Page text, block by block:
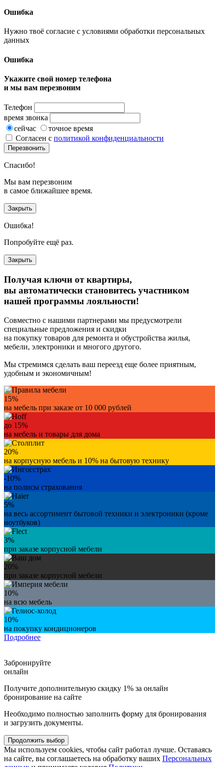
Ошибка
Нужно твоё согласие с условиями обработки персональных
данных
Ошибка
Укажите свой номер телефона
и мы вам перезвоним
Телефон
время звонка
сейчас
точное время
Согласен с политикой конфиденциальности
Перезвонить
Спасибо!
Мы вам перезвоним
в самое ближайшее время.
Закрыть
Ошибка!
Попробуйте ещё раз.
Закрыть
Получая ключи от квартиры,
вы автоматически становитесь участником
нашей программы лояльности!
Совместно с нашими партнерами мы предусмотрели
специальные предложения и скидки
на покупку товаров для ремонта и обустройства жилья,
мебели, электроники и многого другого.
Мы стремимся сделать ваш переезд еще более приятным,
удобным и экономичным!
15%
на мебель при заказе от 10 000 рублей
до 15%
на мебель и товары для дома
20%
на корпусную мебель и 10% на бытовую технику
-10%
на полисы страхования
5%
на весь ассортимент бытовой техники и электроники (кроме
ноутбуков)
3%
при заказе корпусной мебели
20%
при заказе корпусной мебели
10%
на всю мебель
10%
на покупку кондиционеров
Подробнее
Забронируйте
онлайн
Получите дополнительную скидку 1% за онлайн
бронирование на сайте
Необходимо полностью заполнить форму для бронирования
и загрузить документы.
Продолжить выбор
Мы используем cookies, чтобы сайт работал лучше. Оставаясь
на сайте, вы соглашаетесь на обработку ваших Персональных